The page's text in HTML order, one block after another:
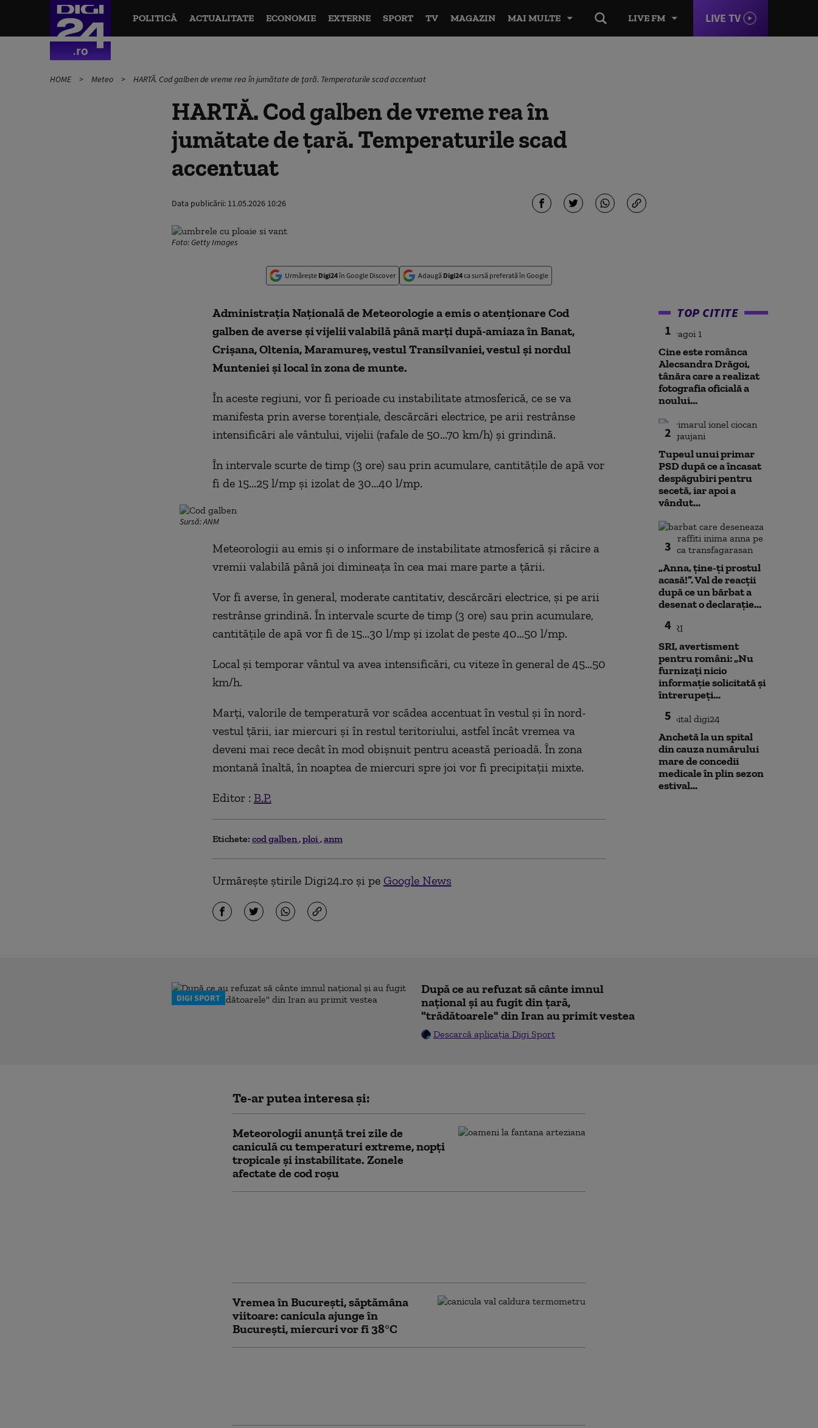
LIVE FM LIVE TV
POLITICĂ ACTUALITATE ECONOMIE EXTERNE SPORT TV MAGAZIN MAI MULTE
HOME Meteo HARTĂ. Cod galben de vreme rea în jumătate de ţară. Temperaturile scad accentuat
HARTĂ. Cod galben de vreme rea în
jumătate de ţară. Temperaturile scad
accentuat
Data publicării: 11.05.2026 10:26
Foto: Getty Images
Urmărește Digi24în Google Discover Adaugă Digi24ca sursă preferată în Google
Administraţia Naţională de Meteorologie a emis o atenţionare Cod
galben de averse şi vijelii valabilă până marţi după-amiaza în Banat,
Crişana, Oltenia, Maramureş, vestul Transilvaniei, vestul şi nordul
Munteniei şi local în zona de munte.
În aceste regiuni, vor fi perioade cu instabilitate atmosferică, ce se va
manifesta prin averse torenţiale, descărcări electrice, pe arii restrânse
intensificări ale vântului, vijelii (rafale de 50...70 km/h) şi grindină.
În intervale scurte de timp (3 ore) sau prin acumulare, cantităţile de apă vor
fi de 15...25 l/mp şi izolat de 30...40 l/mp.
Sursă: ANM
Meteorologii au emis şi o informare de instabilitate atmosferică şi răcire a
vremii valabilă până joi dimineaţa în cea mai mare parte a ţării.
Vor fi averse, în general, moderate cantitativ, descărcări electrice, şi pe arii
restrânse grindină. În intervale scurte de timp (3 ore) sau prin acumulare,
cantităţile de apă vor fi de 15...30 l/mp şi izolat de peste 40...50 l/mp.
Local şi temporar vântul va avea intensificări, cu viteze în general de 45...50
km/h.
Marţi, valorile de temperatură vor scădea accentuat în vestul şi în nord-
vestul ţării, iar miercuri şi în restul teritoriului, astfel încât vremea va
deveni mai rece decât în mod obişnuit pentru această perioadă. În zona
montană înaltă, în noaptea de miercuri spre joi vor fi precipitaţii mixte.
Editor : B.P.
Etichete: cod galben ploi anm
Urmărește știrile Digi24.ro și pe Google News
TOP CITITE
1
Cine este românca
Alecsandra Drăgoi,
tânăra care a realizat
fotografia oficială a
noului...
2
Tupeul unui primar
PSD după ce a încasat
despăgubiri pentru
secetă, iar apoi a
vândut...
3
„Anna, ţine-ţi prostul
acasă!”. Val de reacții
după ce un bărbat a
desenat o declarație...
4
SRI, avertisment
pentru români: „Nu
furnizați nicio
informație solicitată și
întrerupeți...
5
Anchetă la un spital
din cauza numărului
mare de concedii
medicale în plin sezon
estival...
DIGI SPORT
După ce au refuzat să cânte imnul
naţional şi au fugit din ţară,
"trădătoarele" din Iran au primit vestea
Descarcă aplicația Digi Sport
Te-ar putea interesa și:
Meteorologii anunță trei zile de
caniculă cu temperaturi extreme, nopţi
tropicale şi instabilitate. Zonele
afectate de cod roșu
Vremea în București, săptămâna
viitoare: canicula ajunge în
București, miercuri vor fi 38°C